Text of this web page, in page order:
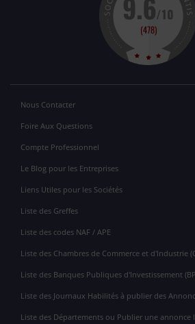
Nous Contacter
Foire Aux Questions
Compte Professionnel
Le Blog pour les Entreprises
Liens Utiles pour les Sociétés
Liste des Greffes
Liste des codes NAF / APE
Liste des Chambres de Commerce et d'Industrie
Liste des Banques Publiques d'Investissement
Liste des Journaux Habilités à publier des
Liste des Départements ou Publier une annonce